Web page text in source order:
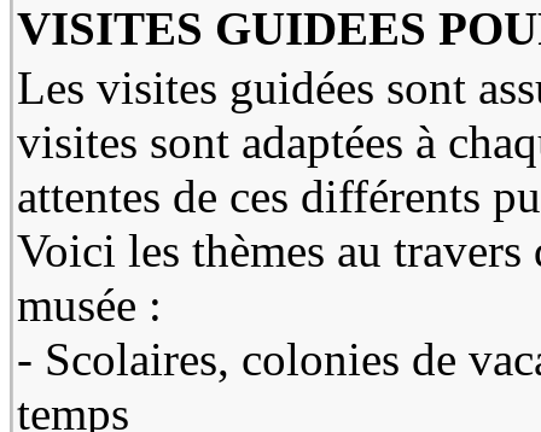
VISITES GUIDEES
Les visites guidées sont
visites sont adaptées à
attentes de ces différents
Voici les thèmes au
musée :
- Scolaires, colonies de
temps